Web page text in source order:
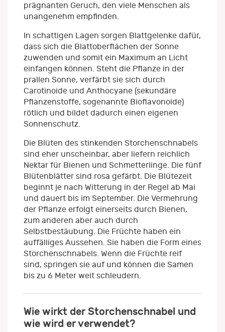
prägnanten Geruch, den viele Menschen als
unangenehm empfinden.
In schattigen Lagen sorgen Blattgelenke dafür,
dass sich die Blattoberflächen der Sonne
zuwenden und somit ein Maximum an Licht
einfangen können. Steht die Pflanze in der
prallen Sonne, verfärbt sie sich durch
Carotinoide und Anthocyane (sekundäre
Pflanzenstoffe, sogenannte Bioflavonoide)
rötlich und bildet dadurch einen eigenen
Sonnenschutz.
Die Blüten des stinkenden Storchenschnabels
sind eher unscheinbar, aber liefern reichlich
Nektar für Bienen und Schmetterlinge. Die fünf
Blütenblätter sind rosa gefärbt. Die Blütezeit
beginnt je nach Witterung in der Regel ab Mai
und dauert bis im September. Die Vermehrung
der Pflanze erfolgt einerseits durch Bienen,
zum anderen aber auch durch
Selbstbestäubung. Die Früchte haben ein
auffälliges Aussehen. Sie haben die Form eines
Storchenschnabels. Wenn die Früchte reif
sind, springen sie auf und können die Samen
bis zu 6 Meter weit schleudern.
Wie wirkt der Storchenschnabel und
wie wird er verwendet?